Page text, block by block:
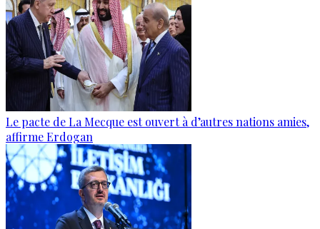
Le pacte de La Mecque est ouvert à d’autres nations amies,
affirme Erdogan